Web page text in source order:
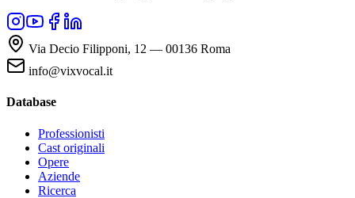
Via Decio Filipponi, 12 — 00136 Roma
info@vixvocal.it
Database
Professionisti
Cast originali
Opere
Aziende
Ricerca